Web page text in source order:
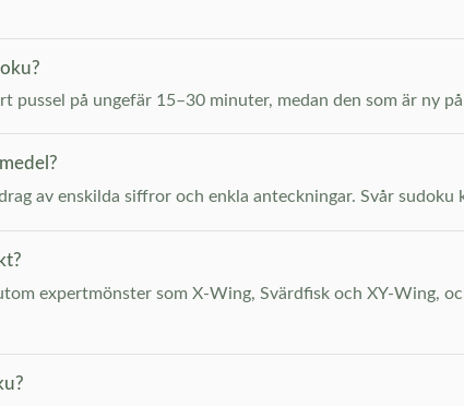
pussel på ungefär 15–30 minuter, medan den som är ny
av enskilda siffror och enkla anteckningar. Svår
expertmönster som X-Wing, Svärdfisk och XY-Wing,